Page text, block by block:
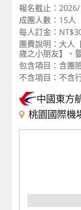
報名截止：
成團人數：15人
每人訂金：
團費說明：大人
歲之小朋友】、
包含項目：含團
不含項目：不含
中國東方
桃園國際機